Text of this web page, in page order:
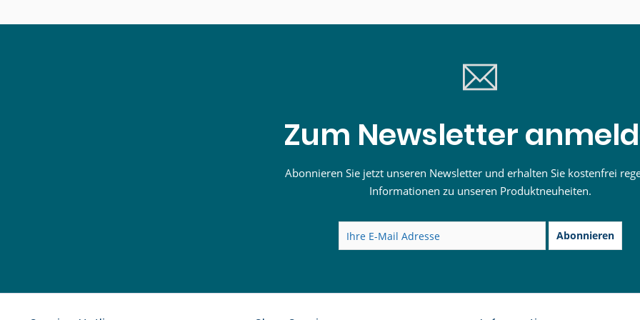
Zum Newsletter
Abonnieren Sie jetzt unseren Newsletter und erhalten Sie kostenfrei
Informationen zu unseren Produktneuheiten.
Abonnieren